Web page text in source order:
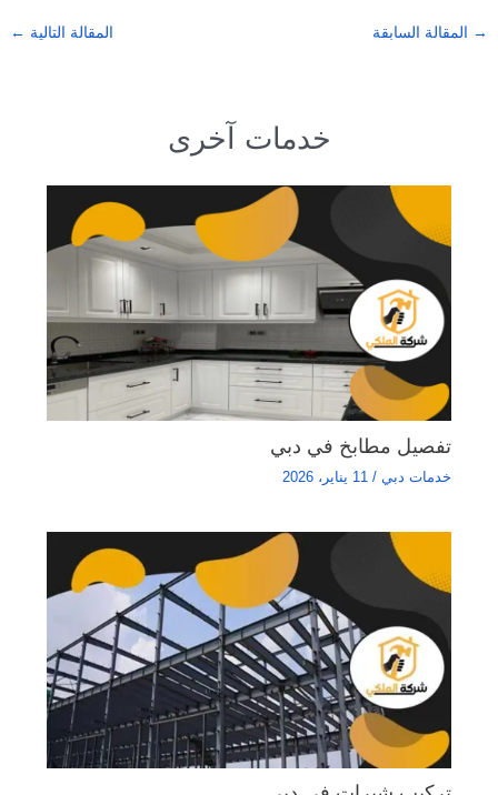
→ المقالة السابقة المقالة التالية ←
خدمات آخرى
تفصيل مطابخ في دبي
خدمات دبي/ 11 يناير، 2026